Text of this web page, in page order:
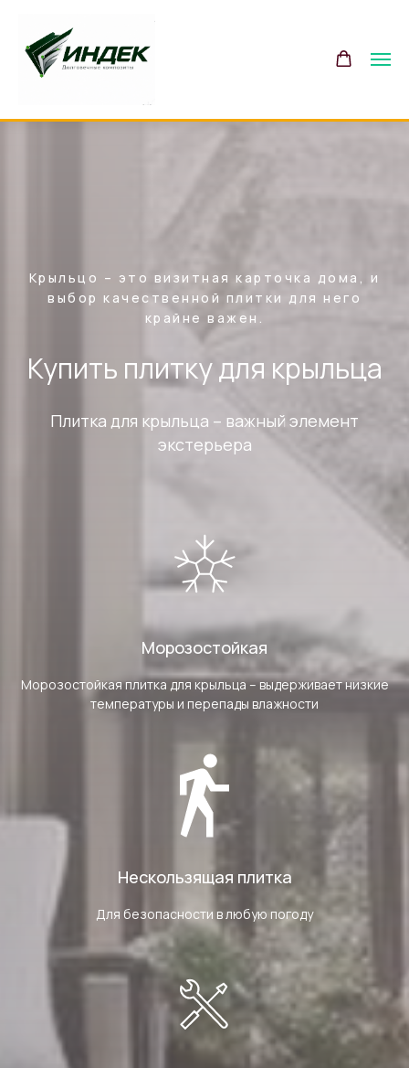
Крыльцо – это визитная карточка дома, и
выбор качественной плитки для него
крайне важен.
Купить плитку для крыльца
Плитка для крыльца – важный элемент
экстерьера
Морозостойкая
Морозостойкая плитка для крыльца – выдерживает низкие
температуры и перепады влажности
Нескользящая плитка
Для безопасности в любую погоду